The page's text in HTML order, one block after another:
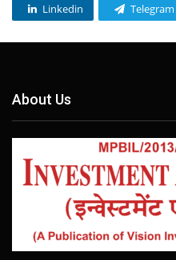
Linkedin Telegram
About Us